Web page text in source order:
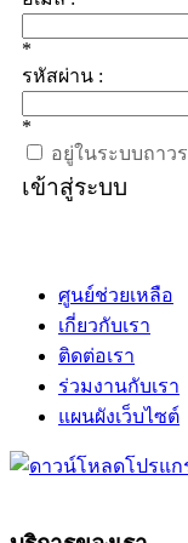
*
รหัสผ่าน :
*
อยู่ในระบบถาวร
เข้าสู่ระบบ
ศูนย์ช่วยเหลือ
เกี่ยวกับเรา
ติดต่อเรา
ร่วมงานกับเรา
แผนผังเว็บไซต์